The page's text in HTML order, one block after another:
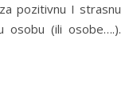
pozitivnu I strasnu
osobu (ili osobe….).